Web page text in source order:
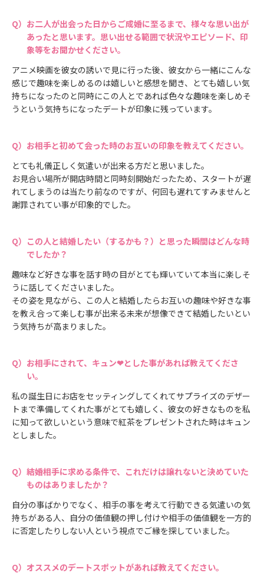
お二人が出会った日からご成婚に至るまで、様々な思い出が
あったと思います。思い出せる範囲で状況やエピソード、印
象等をお聞かせください。
アニメ映画を彼女の誘いで見に行った後、彼女から一緒にこんな
感じで趣味を楽しめるのは嬉しいと感想を聞き、とても嬉しい気
持ちになったのと同時にこの人とであれば色々な趣味を楽しめそ
うという気持ちになったデートが印象に残っています。
お相手と初めて会った時のお互いの印象を教えてください。
とても礼儀正しく気遣いが出来る方だと思いました。
お見合い場所が開店時間と同時刻開始だったため、スタートが遅
れてしまうのは当たり前なのですが、何回も遅れてすみませんと
謝罪されてい事が印象的でした。
この人と結婚したい（するかも？）と思った瞬間はどんな時
でしたか？
趣味など好きな事を話す時の目がとても輝いていて本当に楽しそ
うに話してくださいました。
その姿を見ながら、この人と結婚したらお互いの趣味や好きな事
を教え合って楽しむ事が出来る未来が想像できて結婚したいとい
う気持ちが高まりました。
お相手にされて、キュン❤とした事があれば教えてくださ
い。
私の誕生日にお店をセッティングしてくれてサプライズのデザー
トまで準備してくれた事がとても嬉しく、彼女の好きなものを私
に知って欲しいという意味で紅茶をプレゼントされた時はキュン
としました。
結婚相手に求める条件で、これだけは譲れないと決めていた
ものはありましたか？
自分の事ばかりでなく、相手の事を考えて行動できる気遣いの気
持ちがある人、自分の価値観の押し付けや相手の価値観を一方的
に否定したりしない人という視点でご縁を探していました。
オススメのデートスポットがあれば教えてください。